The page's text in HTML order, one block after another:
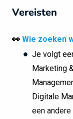
Vereisten
👀 Wie zoeken
Je volgt
Marketing
Digitale
een